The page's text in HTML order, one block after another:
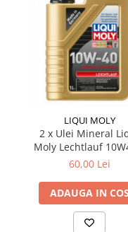
Echipamente Service
Incarcatoare telefoane
Parasolare Auto
Produse curatare IT
Siguranta Rutiera
Solutii Chimice
Stergatoare Auto
Electrica si Electronice
Becuri Auto
LIQUI MOLY
2 x Ulei Mineral
Moly Lechtlauf
litru
60,00 Lei
ADAUGA IN COS